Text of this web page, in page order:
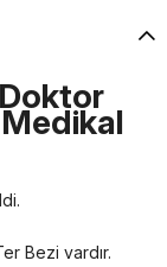
Bezi vardır.